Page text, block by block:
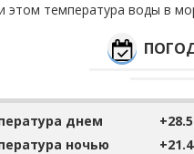
этом температура воды в
днем
ночью
+28.5
+21.4